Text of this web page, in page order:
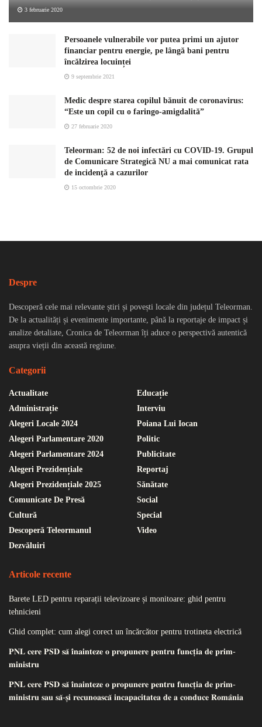
3 februarie 2020
Persoanele vulnerabile vor putea primi un ajutor
financiar pentru energie, pe lângă bani pentru
încălzirea locuinței
9 septembrie 2021
Medic despre starea copilul bănuit de coronavirus:
“Este un copil cu o faringo-amigdalită”
27 februarie 2020
Teleorman: 52 de noi infectări cu COVID-19. Grupul
de Comunicare Strategică NU a mai comunicat rata
de incidenţă a cazurilor
15 octombrie 2020
Despre
Descoperă cele mai relevante știri și povești locale din județul Teleorman.
De la actualități și evenimente importante, până la reportaje de impact și
analize detaliate, Cronica de Teleorman îți aduce o perspectivă autentică
asupra vieții din această regiune.
Categorii
Actualitate
Administrație
Alegeri Locale 2024
Alegeri Parlamentare 2020
Alegeri Parlamentare 2024
Alegeri Prezidențiale
Alegeri Prezidențiale 2025
Comunicate De Presă
Cultură
Descoperă Teleormanul
Dezvăluiri
Educație
Interviu
Poiana Lui Iocan
Politic
Publicitate
Reportaj
Sănătate
Social
Special
Video
Articole recente
Barete LED pentru reparații televizoare și monitoare: ghid pentru
tehnicieni
Ghid complet: cum alegi corect un încărcător pentru trotineta electrică
𝐏𝐍𝐋 𝐜𝐞𝐫𝐞 𝐏𝐒𝐃 𝐬𝐚̆ 𝐢̂𝐧𝐚𝐢𝐧𝐭𝐞𝐳𝐞 𝐨 𝐩𝐫𝐨𝐩𝐮𝐧𝐞𝐫𝐞 𝐩𝐞𝐧𝐭𝐫𝐮 𝐟𝐮𝐧𝐜𝐭̦𝐢𝐚 𝐝𝐞 𝐩𝐫𝐢𝐦-
𝐦𝐢𝐧𝐢𝐬𝐭𝐫𝐮
𝐏𝐍𝐋 𝐜𝐞𝐫𝐞 𝐏𝐒𝐃 𝐬𝐚̆ 𝐢̂𝐧𝐚𝐢𝐧𝐭𝐞𝐳𝐞 𝐨 𝐩𝐫𝐨𝐩𝐮𝐧𝐞𝐫𝐞 𝐩𝐞𝐧𝐭𝐫𝐮 𝐟𝐮𝐧𝐜𝐭̦𝐢𝐚 𝐝𝐞 𝐩𝐫𝐢𝐦-
𝐦𝐢𝐧𝐢𝐬𝐭𝐫𝐮 𝐬𝐚𝐮 𝐬𝐚̆-𝐬̦𝐢 𝐫𝐞𝐜𝐮𝐧𝐨𝐚𝐬𝐜𝐚̆ 𝐢𝐧𝐜𝐚𝐩𝐚𝐜𝐢𝐭𝐚𝐭𝐞𝐚 𝐝𝐞 𝐚 𝐜𝐨𝐧𝐝𝐮𝐜𝐞 𝐑𝐨𝐦𝐚̂𝐧𝐢𝐚